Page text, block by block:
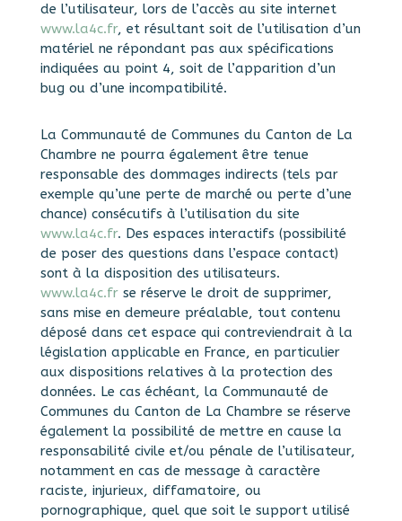
de l’utilisateur, lors de l’accès au site internet
www.la4c.fr, et résultant soit de l’utilisation d’un
matériel ne répondant pas aux spécifications
indiquées au point 4, soit de l’apparition d’un
bug ou d’une incompatibilité.
La Communauté de Communes du Canton de La
Chambre ne pourra également être tenue
responsable des dommages indirects (tels par
exemple qu’une perte de marché ou perte d’une
chance) consécutifs à l’utilisation du site
www.la4c.fr. Des espaces interactifs (possibilité
de poser des questions dans l’espace contact)
sont à la disposition des utilisateurs.
www.la4c.frse réserve le droit de supprimer,
sans mise en demeure préalable, tout contenu
déposé dans cet espace qui contreviendrait à la
législation applicable en France, en particulier
aux dispositions relatives à la protection des
données. Le cas échéant, la Communauté de
Communes du Canton de La Chambre se réserve
également la possibilité de mettre en cause la
responsabilité civile et/ou pénale de l’utilisateur,
notamment en cas de message à caractère
raciste, injurieux, diffamatoire, ou
pornographique, quel que soit le support utilisé